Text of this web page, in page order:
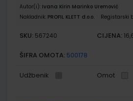
Autor(i): Ivana Kirin Marinko Uremović
Nakladnik: PROFIL KLETT d.o.o. Registarski
SKU: 567240 CIJENA:
ŠIFRA OMOTA: 500178
Udžbenik Omot